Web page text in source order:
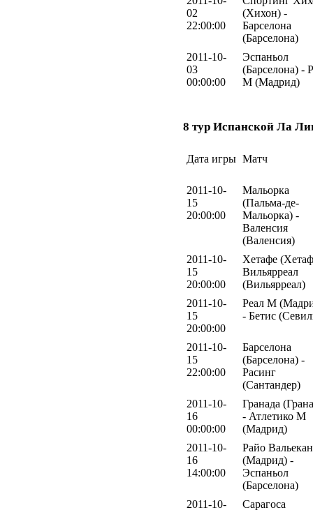
02
22:00:00
(Хихон) -
Барселона
(Барселона)
2011-10-
03
00:00:00
Эспаньол
(Барселона) -
М (Мадрид)
8 тур Испанской Ла
Дата игры Матч
2011-10-
15
20:00:00
Мальорка
(Пальма-де-
Мальорка) -
Валенсия
(Валенсия)
2011-10-
15
20:00:00
Хетафе
Вильярреал
(Вильярреал)
2011-10-
15
20:00:00
Реал М
- Бетис
2011-10-
15
22:00:00
Барселона
(Барселона) -
Расинг
(Сантандер)
2011-10-
16
00:00:00
Гранада
- Атлетико М
(Мадрид)
2011-10-
16
14:00:00
Райо
(Мадрид) -
Эспаньол
(Барселона)
2011-10-
Сарагоса